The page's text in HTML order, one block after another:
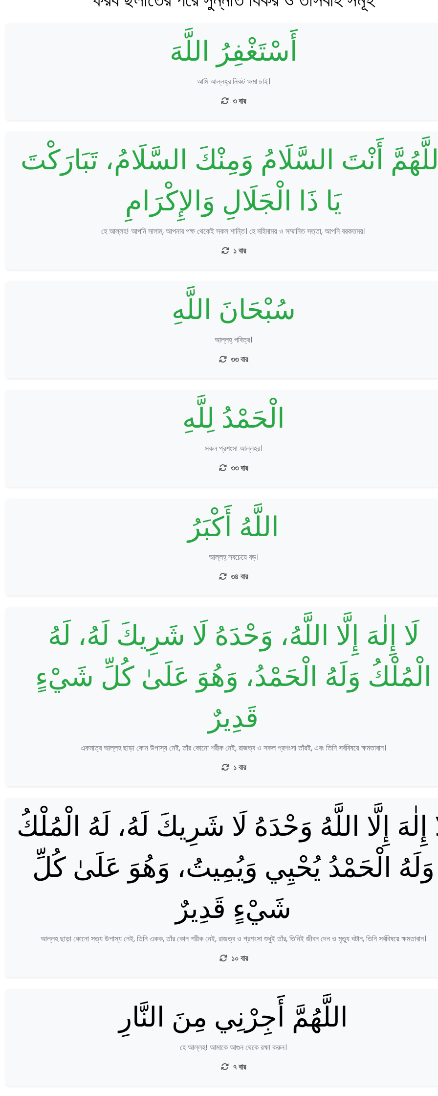
أَسْتَغْفِرُ اللَّهَ
আমি আল্লহ্‌র নিকট ক্ষমা চাই।
৩ বার
أَنْتَ السَّلَامُ وَمِنْكَ السَّلَامُ، تَبَارَكْتَ
يَا ذَا الْجَلَالِ وَالإِكْرَامِ
হে আল্লহ! আপনি সালাম, আপনার পক্ষ থেকেই সকল শান্তি। হে মহিমাময় ও সম্মানিত সত্তা, আপনি বরকতময়।
১ বার
سُبْحَانَ اللَّهِ
আল্লহ্‌ পবিত্র।
৩৩ বার
الْحَمْدُ لِلَّهِ
সকল প্রশংসা আল্লহর।
৩৩ বার
اللَّهُ أَكْبَرُ
আল্লহ্ সবচেয়ে বড়।
৩৪ বার
لَا إِلٰهَ إِلَّا اللَّهُ، وَحْدَهُ لَا شَرِيكَ لَهُ، لَهُ
الْمُلْكُ وَلَهُ الْحَمْدُ، وَهُوَ عَلَىٰ كُلِّ شَيْءٍ
قَدِيرٌ
একমাত্র আল্লহ ছাড়া কোন উপাস্য নেই, তাঁর কোনো শরীক নেই, রাজত্ব ও সকল প্রশংসা তাঁরই, এবং তিনি সর্ববিষয়ে ক্ষমতাবান।
১ বার
إِلٰهَ إِلَّا اللَّهُ وَحْدَهُ لَا شَرِيكَ لَهُ، لَهُ الْمُلْكُ
وَلَهُ الْحَمْدُ يُحْيِي وَيُمِيتُ، وَهُوَ عَلَىٰ كُلِّ
شَيْءٍ قَدِيرٌ
আল্লহ ছাড়া কোনো সত্য উপাস্য নেই, তিনি একক, তাঁর কোন শরীক নেই, রাজত্ব ও প্রশংসা শুধুই তাঁর, তিনিই জীবন দেন ও মৃত্যু ঘটান, তিনি সর্ববিষয়ে ক্ষমতাবান।
১০ বার
اللَّهُمَّ أَجِرْنِي مِنَ النَّارِ
হে আল্লহ! আমাকে আগুন থেকে রক্ষা করুন।
৭ বার